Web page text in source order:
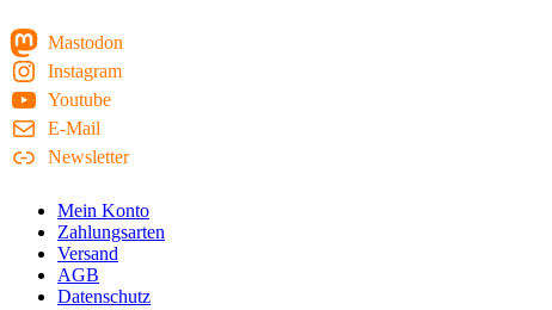
Mastodon
Instagram
Youtube
E-Mail
Newsletter
Mein Konto
Zahlungsarten
Versand
AGB
Datenschutz